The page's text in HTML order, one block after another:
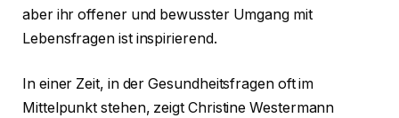
aber ihr offener und bewusster Umgang mit
Lebensfragen ist inspirierend.
In einer Zeit, in der Gesundheitsfragen oft im
Mittelpunkt stehen, zeigt Christine Westermann